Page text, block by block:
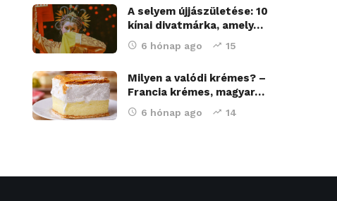
A selyem újjászületése: 10
kínai divatmárka, amely…
6 hónap ago 15
Milyen a valódi krémes? –
Francia krémes, magyar…
6 hónap ago 14